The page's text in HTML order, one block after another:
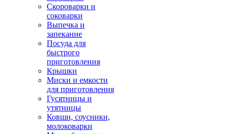
Скороварки и
соковарки
Выпечка и
запекание
Посуда для
быстрого
приготовления
Крышки
Миски и емкости
для приготовления
Гусятницы и
утятницы
Ковши, соусники,
молоковарки